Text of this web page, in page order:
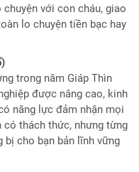
với con cháu, giao
lo chuyện tiền bạc hay
trong năm Giáp Thìn
được nâng cao, kinh
năng lực đảm nhận mọi
có thách thức, nhưng từng
bị cho bạn bản lĩnh vững